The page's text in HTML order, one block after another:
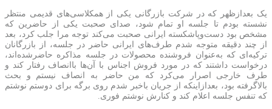
یک بعدازظهر که در شرکت بازرگانی یکی از همکلاسی‌های قدیمی منتظر
نشسته بودم تا جلسه او تمام شود، صدای صحبت یکی از حاضرین که
مشخص بود دست‌وپاشکسته ایرانی صحبت می‌کند توجه مرا جلب کرد، بعد
از چند دقیقه متوجه شدم طرف‌های ایرانی حاضر در جلسه، از بازرگانان
ترکیه‌ای که به‌عنوان فروشنده محصولات در جلسه مذاکره حاضرشده‌اند،
درخواست داشتند که در مورد فروش اجناس با آن‌ها باانصاف رفتار کند و
طرف خارجی اصرار می‌کرد که من حاضر به انصاف نیستم و بحث
بالاگرفته بود، بعدازاینکه از جریان باخبر شدم روی برگه برای دوستم نوشتم
که تنفس جلسه اعلام کند و کنارش نوشتم فوری.